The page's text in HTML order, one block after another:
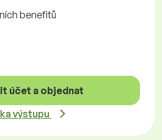
benefitů
účet a objednat
výstupu